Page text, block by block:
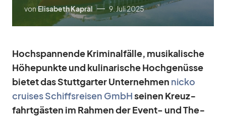
von Elisabeth Kapral 9. Juli 2025
Hoch­span­nende Kri­mi­nal­fälle, mu­si­ka­li­sche
Hö­he­punkte und ku­li­na­ri­sche Hoch­ge­nüsse
bie­tet das Stutt­gar­ter Un­ter­neh­men nicko
crui­ses Schiffs­rei­sen GmbHsei­nen Kreuz­
fahrt­gäs­ten im Rah­men der Event- und The­